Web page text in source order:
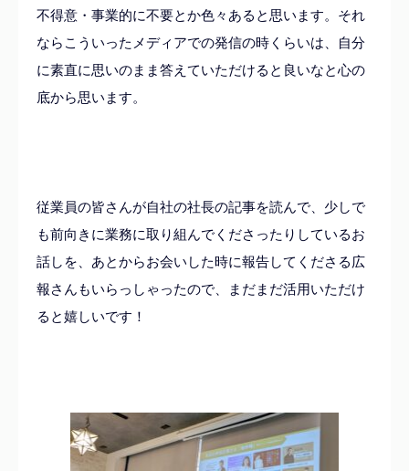
不得意・事業的に不要とか色々あると思います。それ
ならこういったメディアでの発信の時くらいは、自分
に素直に思いのまま答えていただけると良いなと心の
底から思います。
従業員の皆さんが自社の社長の記事を読んで、少しで
も前向きに業務に取り組んでくださったりしているお
話しを、あとからお会いした時に報告してくださる広
報さんもいらっしゃったので、まだまだ活用いただけ
ると嬉しいです！